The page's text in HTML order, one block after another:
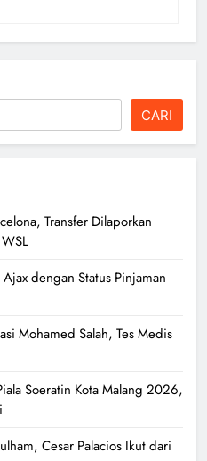
CARI
Transfer Dilaporkan
dengan Status Pinjaman
Mohamed Salah, Tes Medis
Soeratin Kota Malang 2026,
Cesar Palacios Ikut dari